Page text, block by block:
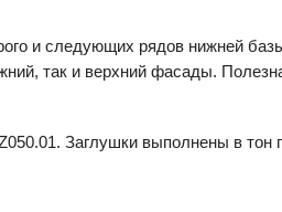
и следующих рядов нижней
так и верхний фасады.
Заглушки выполнены в